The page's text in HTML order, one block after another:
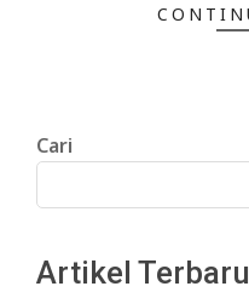
Cari
Artikel Terbaru